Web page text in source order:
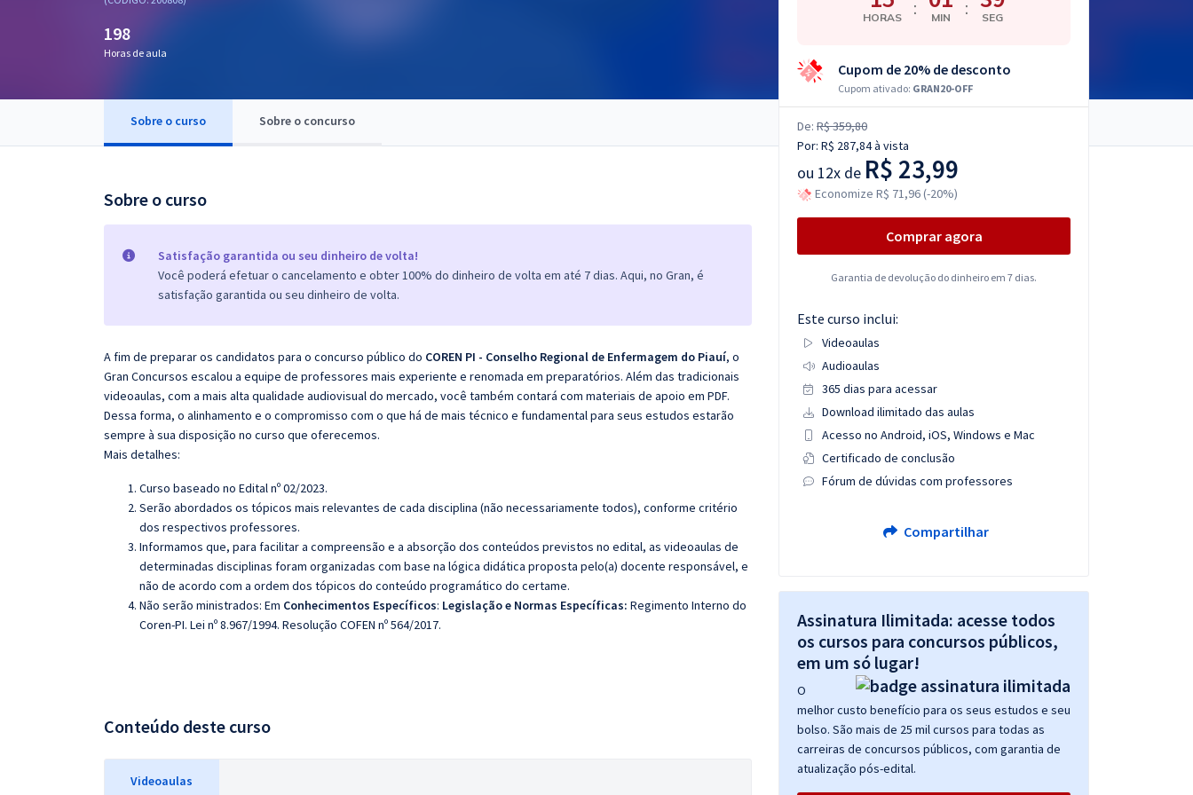
OAB
198
Horas de aula
Sobre o curso Sobre o concurso
Sobre o curso
Satisfação garantida ou seu dinheiro de volta!
Você poderá efetuar o cancelamento e obter 100% do dinheiro de volta em até 7 dias. Aqui, no Gran, é
satisfação garantida ou seu dinheiro de volta.
A fim de preparar os candidatos para o concurso público do COREN PI - Conselho Regional de Enfermagem do Piauí, o
Gran Concursos escalou a equipe de professores mais experiente e renomada em preparatórios. Além das tradicionais
videoaulas, com a mais alta qualidade audiovisual do mercado, você também contará com materiais de apoio em PDF.
Dessa forma, o alinhamento e o compromisso com o que há de mais técnico e fundamental para seus estudos estarão
sempre à sua disposição no curso que oferecemos.
Mais detalhes:
Curso baseado no Edital nº 02/2023.
Serão abordados os tópicos mais relevantes de cada disciplina (não necessariamente todos), conforme critério
dos respectivos professores.
Informamos que, para facilitar a compreensão e a absorção dos conteúdos previstos no edital, as videoaulas de
determinadas disciplinas foram organizadas com base na lógica didática proposta pelo(a) docente responsável, e
não de acordo com a ordem dos tópicos do conteúdo programático do certame.
Não serão ministrados: Em Conhecimentos Específicos: Legislação e Normas Específicas: Regimento Interno do
Coren-PI. Lei nº 8.967/1994. Resolução COFEN nº 564/2017.
Conteúdo deste curso
Videoaulas
HORAS : MIN : SEG
Cupom de 20% de desconto
Cupom ativado: GRAN20-OFF
De: R$ 359,80
Por: R$ 287,84à vista
ou 12x de R$ 23,99
Economize R$ 71,96 (-20%)
Comprar agora
Garantia de devolução do dinheiro em 7 dias.
Este curso inclui:
Videoaulas
Audioaulas
365 dias para acessar
Download ilimitado das aulas
Acesso no Android, iOS, Windows e Mac
Certificado de conclusão
Fórum de dúvidas com professores
Compartilhar
Assinatura Ilimitada: acesse todos
os cursos para concursos públicos,
em um só lugar!
O
melhor custo benefício para os seus estudos e seu
bolso. São mais de 25 mil cursos para todas as
carreiras de concursos públicos, com garantia de
atualização pós-edital.